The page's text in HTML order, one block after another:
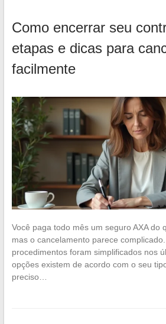
Como encerrar seu
etapas e dicas para
facilmente
Você paga todo mês um seguro AXA do
mas o cancelamento parece
procedimentos foram simplificados nos
opções existem de acordo com o seu
preciso…